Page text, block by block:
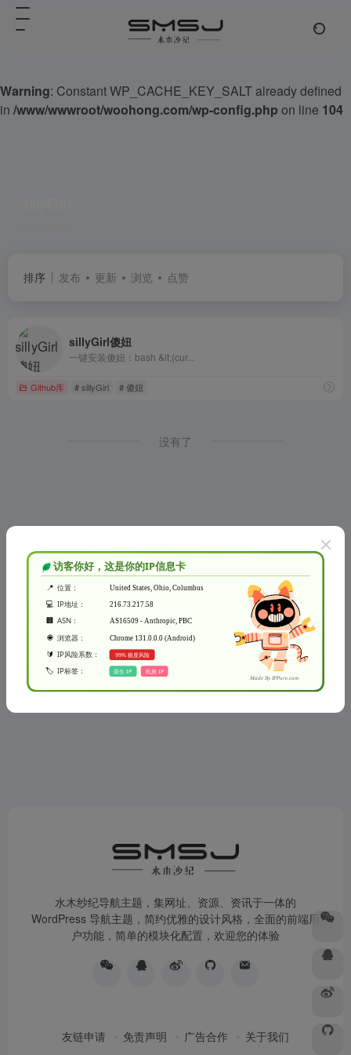
Warning: Constant WP_CACHE_KEY_SALT already defined
in /www/wwwroot/woohong.com/wp-config.php on line 104
排序 发布 更新 浏览 点赞
sillyGirl傻妞
一键安装傻妞：bash &lt;(cur...
Github库 # sillyGirl # 傻妞
没有了
水木纱纪导航主题，集网址、资源、资讯于一体的
WordPress 导航主题，简约优雅的设计风格，全面的前端用
户功能，简单的模块化配置，欢迎您的体验
友链申请 免责声明 广告合作 关于我们